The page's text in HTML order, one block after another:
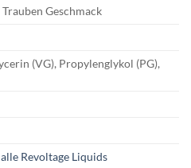
Geschmack
(VG), Propylenglykol (PG),
Revoltage Liquids